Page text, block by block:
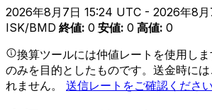
2026年8月7日 15:24 UTC - 2026年8
ISK/BMD 終値: 0 安値: 0 高値: 0
換算ツールには仲値レートを使用し
のみを目的としたものです。送金時に
れません。 送信レートをご確認ください